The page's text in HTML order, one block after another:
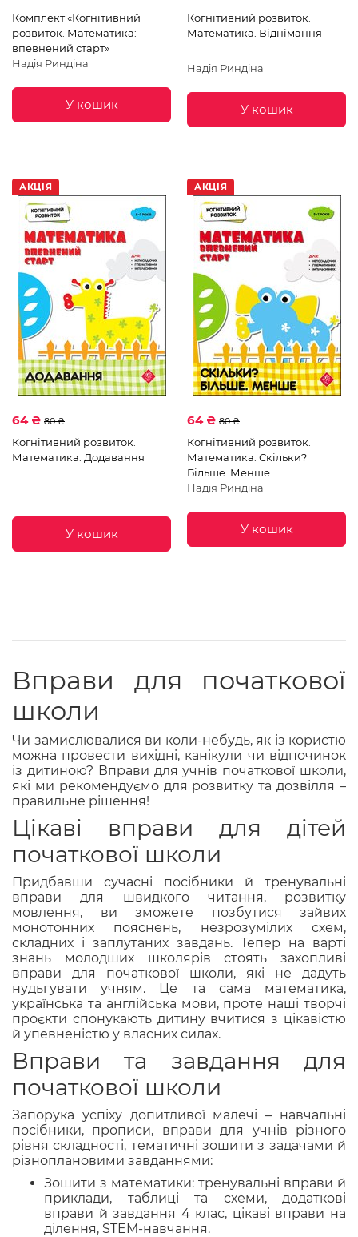
Комплект «Когнітивний
розвиток. Математика:
впевнений старт»
Надія Риндіна
У кошик
Когнітивний розвиток.
Математика. Віднімання
Надія Риндіна
У кошик
АКЦІЯ
64 ₴ 80 ₴
Когнітивний розвиток.
Математика. Додавання
У кошик
АКЦІЯ
64 ₴ 80 ₴
Когнітивний розвиток.
Математика. Скільки?
Більше. Менше
Надія Риндіна
У кошик
Вправи для початкової
школи
Чи замислювалися ви коли-небудь, як із користю
можна провести вихідні, канікули чи відпочинок
із дитиною? Вправи для учнів початкової школи,
які ми рекомендуємо для розвитку та дозвілля –
правильне рішення!
Цікаві вправи для дітей
початкової школи
Придбавши сучасні посібники й тренувальні
вправи для швидкого читання, розвитку
мовлення, ви зможете позбутися зайвих
монотонних пояснень, незрозумілих схем,
складних і заплутаних завдань. Тепер на варті
знань молодших школярів стоять захопливі
вправи для початкової школи, які не дадуть
нудьгувати учням. Це та сама математика,
українська та англійська мови, проте наші творчі
проєкти спонукають дитину вчитися з цікавістю
й упевненістю у власних силах.
Вправи та завдання для
початкової школи
Запорука успіху допитливої малечі – навчальні
посібники, прописи, вправи для учнів різного
рівня складності, тематичні зошити з задачами й
різноплановими завданнями:
Зошити з математики: тренувальні вправи й
приклади, таблиці та схеми, додаткові
вправи й завдання 4 клас, цікаві вправи на
ділення, STEM-навчання.